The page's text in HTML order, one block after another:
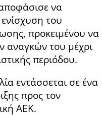
να
του
προκειμένου να
αναγκών του μέχρι
περιόδου.
εντάσσεται σε ένα
προς τον
ΑΕΚ.